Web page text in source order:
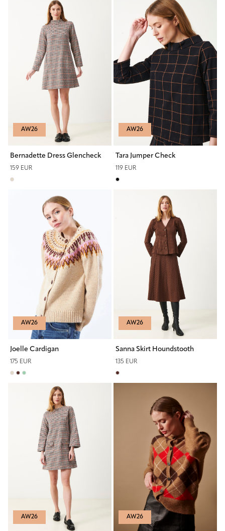
AW26
Bernadette Dress Glencheck
159 EUR
AW26
Tara Jumper Check
119 EUR
AW26
Joelle Cardigan
175 EUR
AW26
Sanna Skirt Houndstooth
135 EUR
AW26 AW26